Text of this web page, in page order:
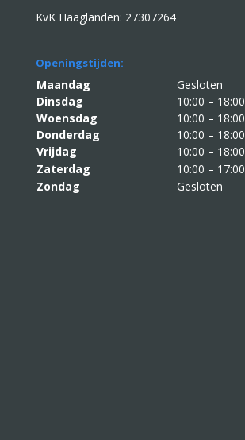
KvK Haaglanden: 27307264
Openingstijden:
Maandag
Gesloten
Dinsdag
10:00 – 18:00
Woensdag
10:00 – 18:00
Donderdag
10:00 – 18:00
Vrijdag
10:00 – 18:00
Zaterdag
10:00 – 17:00
Zondag
Gesloten